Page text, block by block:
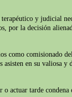
y judicial
por la decisión
como comisionado
asisten en su valiosa
actuar tarde condena